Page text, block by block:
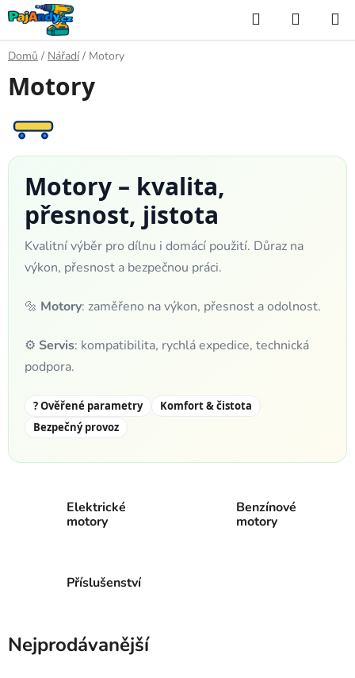
Přejít
na
obsah
Hledat
KOŠÍK
Domů / Nářadí / Motory
Motory
Motory – kvalita,
přesnost, jistota
Kvalitní výběr pro dílnu i domácí použití. Důraz na
výkon, přesnost a bezpečnou práci.
🔩 Motory: zaměřeno na výkon, přesnost a odolnost.
⚙️ Servis: kompatibilita, rychlá expedice, technická
podpora.
? Ověřené parametry
Komfort & čistota
Bezpečný provoz
Elektrické
motory
Benzínové
motory
Příslušenství
Nejprodávanější